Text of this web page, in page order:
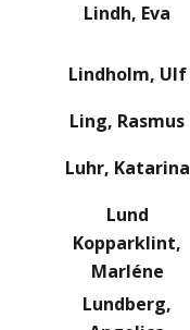
Lindh, Eva
Lindholm, Ulf
Ling, Rasmus
Luhr, Katarina
Lund
Kopparklint,
Marléne
Lundberg,